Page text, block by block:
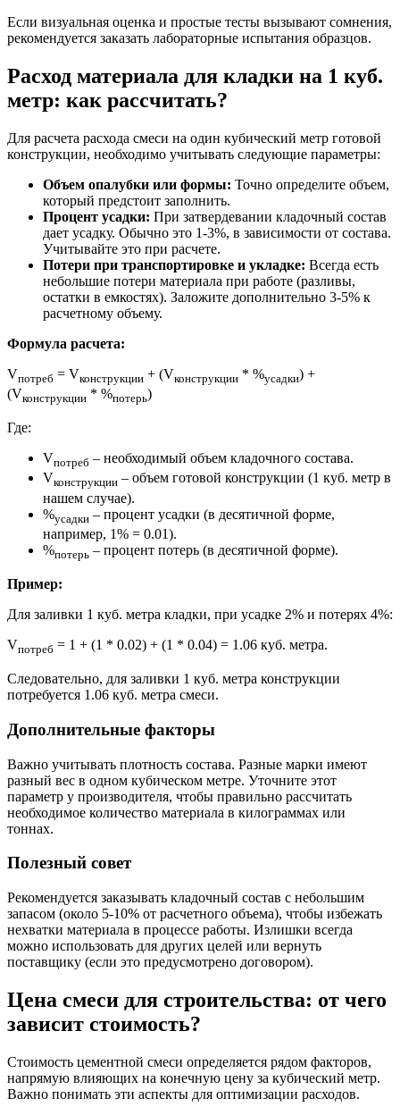
Если визуальная оценка и простые тесты вызывают сомнения,
рекомендуется заказать лабораторные испытания образцов.
Расход материала для кладки на 1 куб.
метр: как рассчитать?
Для расчета расхода смеси на один кубический метр готовой
конструкции, необходимо учитывать следующие параметры:
Объем опалубки или формы: Точно определите объем,
который предстоит заполнить.
Процент усадки: При затвердевании кладочный состав
дает усадку. Обычно это 1-3%, в зависимости от состава.
Учитывайте это при расчете.
Потери при транспортировке и укладке: Всегда есть
небольшие потери материала при работе (разливы,
остатки в емкостях). Заложите дополнительно 3-5% к
расчетному объему.
Формула расчета:
Vпотреб = Vконструкции + (Vконструкции * %усадки) +
(Vконструкции * %потерь)
Где:
Vпотреб – необходимый объем кладочного состава.
Vконструкции – объем готовой конструкции (1 куб. метр в
нашем случае).
%усадки – процент усадки (в десятичной форме,
например, 1% = 0.01).
%потерь – процент потерь (в десятичной форме).
Пример:
Для заливки 1 куб. метра кладки, при усадке 2% и потерях 4%:
Vпотреб = 1 + (1 * 0.02) + (1 * 0.04) = 1.06 куб. метра.
Следовательно, для заливки 1 куб. метра конструкции
потребуется 1.06 куб. метра смеси.
Дополнительные факторы
Важно учитывать плотность состава. Разные марки имеют
разный вес в одном кубическом метре. Уточните этот
параметр у производителя, чтобы правильно рассчитать
необходимое количество материала в килограммах или
тоннах.
Полезный совет
Рекомендуется заказывать кладочный состав с небольшим
запасом (около 5-10% от расчетного объема), чтобы избежать
нехватки материала в процессе работы. Излишки всегда
можно использовать для других целей или вернуть
поставщику (если это предусмотрено договором).
Цена смеси для строительства: от чего
зависит стоимость?
Стоимость цементной смеси определяется рядом факторов,
напрямую влияющих на конечную цену за кубический метр.
Важно понимать эти аспекты для оптимизации расходов.